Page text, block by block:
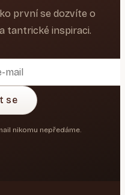
první se dozvíte o
tantrické inspiraci.
se
nikomu nepředáme.